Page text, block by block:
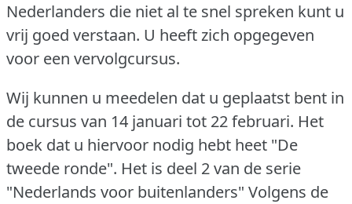
Nederlanders die niet al te snel spreken kunt u
vrij goed verstaan. U heeft zich opgegeven
voor een vervolgcursus.
Wij kunnen u meedelen dat u geplaatst bent in
de cursus van 14 januari tot 22 februari. Het
boek dat u hiervoor nodig hebt heet "De
tweede ronde". Het is deel 2 van de serie
"Nederlands voor buitenlanders" Volgens de